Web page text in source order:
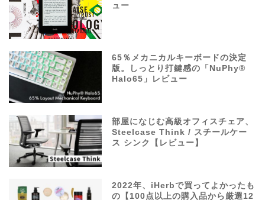
ュー
65％メカニカルキーボードの決定
版。しっとり打鍵感の「NuPhy®
Halo65」レビュー
部屋になじむ高級オフィスチェア、
Steelcase Think / スチールケー
ス シンク【レビュー】
2022年、iHerbで買ってよかったも
の【100点以上の購入品から厳選12